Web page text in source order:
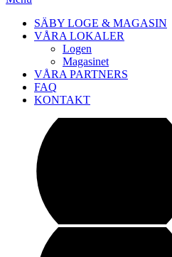
SÄBY LOGE & MAGASIN
VÅRA LOKALER
Logen
Magasinet
VÅRA PARTNERS
FAQ
KONTAKT